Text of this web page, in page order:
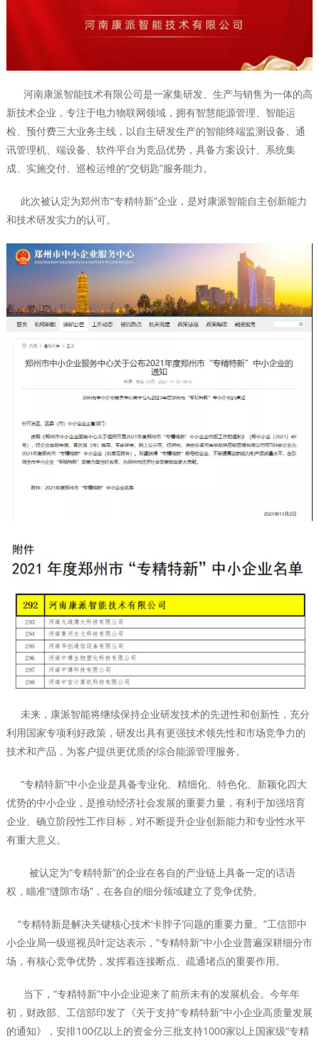
河南康派智能技术有限公司是一家集研发、生产与销售为一体的高
新技术企业，专注于电力物联网领域，拥有智慧能源管理、智能运
检、预付费三大业务主线，以自主研发生产的智能终端监测设备、通
讯管理机、端设备、软件平台为竞品优势，具备方案设计、系统集
成、实施交付、巡检运维的“交钥匙”服务能力。
此次被认定为郑州市“专精特新”企业，是对康派智能自主创新能力
和技术研发实力的认可。
未来，康派智能将继续保持企业研发技术的先进性和创新性，充分
利用国家专项利好政策，研发出具有更强技术领先性和市场竞争力的
技术和产品，为客户提供更优质的综合能源管理服务。
“专精特新”中小企业是具备专业化、精细化、特色化、新颖化四大
优势的中小企业，是推动经济社会发展的重要力量，有利于加强培育
企业、确立阶段性工作目标，对不断提升企业创新能力和专业性水平
有重大意义。
被认定为“专精特新”的企业在各自的产业链上具备一定的话语
权，瞄准“缝隙市场”，在各自的细分领域建立了竞争优势。
“专精特新是解决关键核心技术‘卡脖子’问题的重要力量。”工信部中
小企业局一级巡视员叶定达表示，“专精特新”中小企业普遍深耕细分市
场，有核心竞争优势，发挥着连接断点、疏通堵点的重要作用。
当下，“专精特新”中小企业迎来了前所未有的发展机会。今年年
初，财政部、工信部印发了《关于支持“专精特新”中小企业高质量发展
的通知》，安排100亿以上的资金分三批支持1000家以上国家级“专精